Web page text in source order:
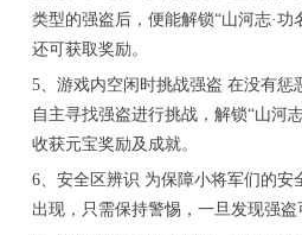
类型的强盗后，便能解锁“山河志·功
还可获取奖励。
5、游戏内空闲时挑战强盗 在没有惩
自主寻找强盗进行挑战，解锁“山河
收获元宝奖励及成就。
6、安全区辨识 为保障小将军们的安
出现，只需保持警惕，一旦发现强盗